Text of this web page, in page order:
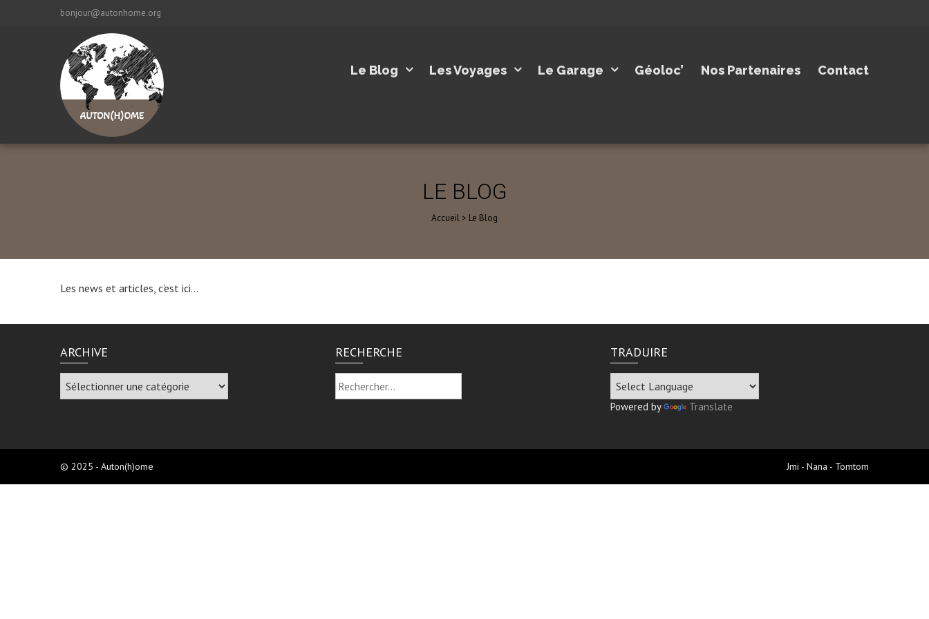
bonjour@autonhome.org
Le Blog Les Voyages Le Garage Géoloc’ Nos Partenaires Contact
LE BLOG
Accueil > Le Blog
Les news et articles, c’est ici…
ARCHIVE
Archive
RECHERCHE
Rechercher :
TRADUIRE
Powered by Translate
© 2025 - Auton(h)ome Jmi - Nana - Tomtom